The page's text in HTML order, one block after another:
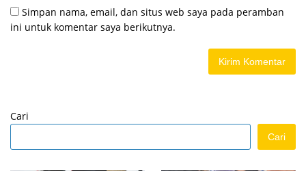
Simpan nama, email, dan situs web saya pada peramban
ini untuk komentar saya berikutnya.
Cari
Cari